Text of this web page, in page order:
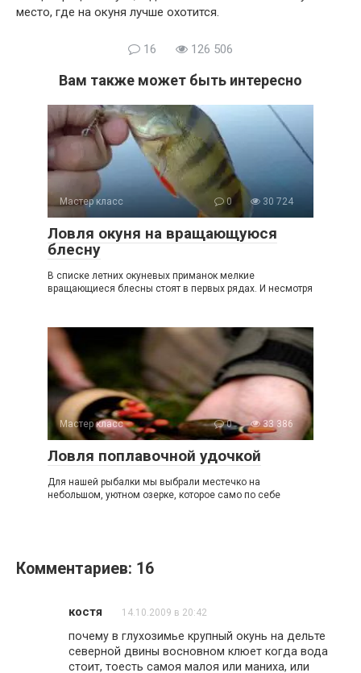
место, где на окуня лучше охотится.
16 126 506
Вам также может быть интересно
Мастер класс 0 30 724
Ловля окуня на вращающуюся
блесну
В списке летних окуневых приманок мелкие
вращающиеся блесны стоят в первых рядах. И несмотря
Мастер класс 0 33 386
Ловля поплавочной удочкой
Для нашей рыбалки мы выбрали местечко на
небольшом, уютном озерке, которое само по себе
Комментариев: 16
костя 14.10.2009 в 20:42
почему в глухозимье крупный окунь на дельте
северной двины восновном клюет когда вода
стоит, тоесть самоя малоя или маниха, или